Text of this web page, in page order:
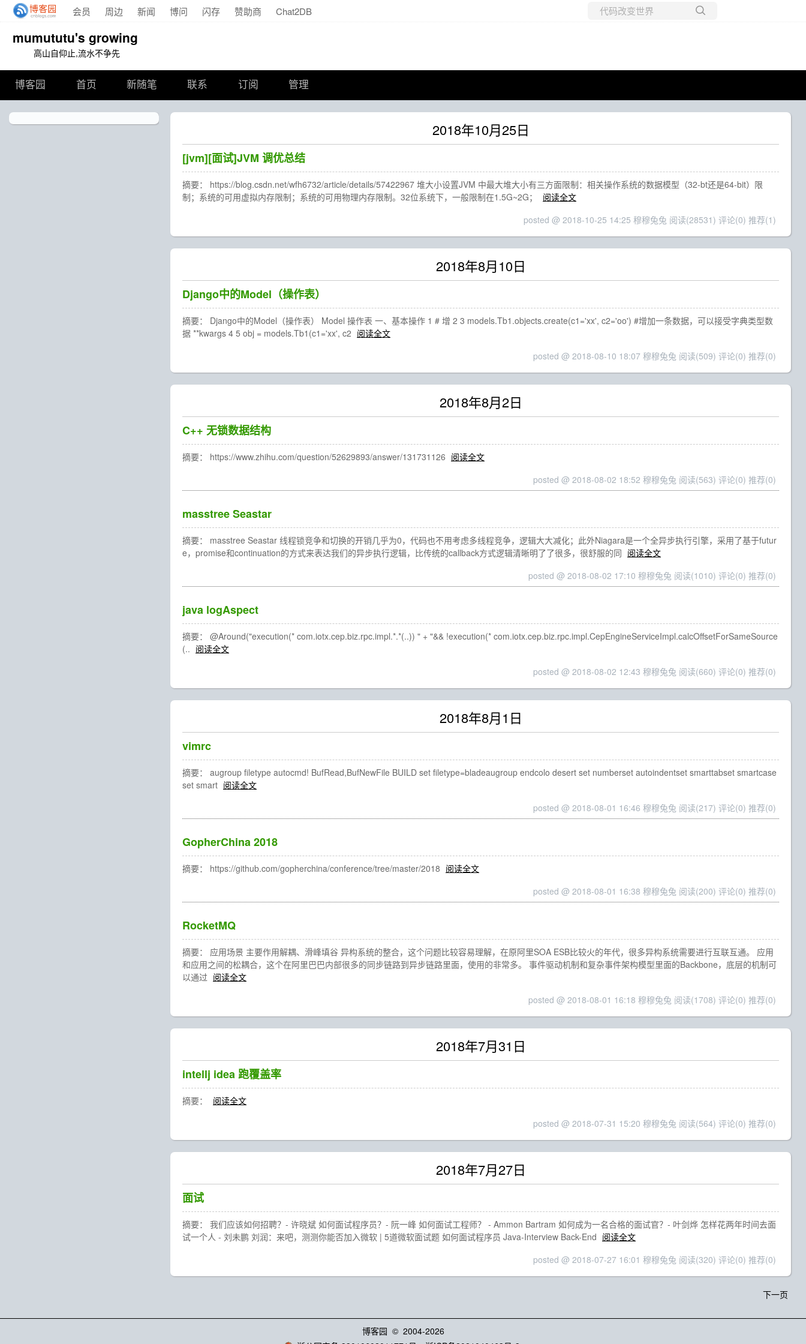
会员 周边 新闻 博问 闪存 赞助商 Chat2DB
mumututu's growing
高山自仰止,流水不争先
博客园 首页 新随笔 联系 订阅 管理
2018年10月25日
[jvm][面试]JVM 调优总结
摘要： https://blog.csdn.net/wfh6732/article/details/57422967 堆大小设置JVM 中最大堆大小有三方面限制：相关操作系统的数据模型（32-bt还是64-bit）限
制；系统的可用虚拟内存限制；系统的可用物理内存限制。32位系统下，一般限制在1.5G~2G；
阅读全文
posted @ 2018-10-25 14:25 穆穆兔兔 阅读(28531) 评论(0) 推荐(1)
2018年8月10日
Django中的Model（操作表）
摘要： Django中的Model（操作表） Model 操作表 一、基本操作 1 # 增 2 3 models.Tb1.objects.create(c1='xx', c2='oo') #增加一条数据，可以接受字典类型数
据 **kwargs 4 5 obj = models.Tb1(c1='xx', c2 阅读全文
posted @ 2018-08-10 18:07 穆穆兔兔 阅读(509) 评论(0) 推荐(0)
2018年8月2日
C++ 无锁数据结构
摘要： https://www.zhihu.com/question/52629893/answer/131731126 阅读全文
posted @ 2018-08-02 18:52 穆穆兔兔 阅读(563) 评论(0) 推荐(0)
masstree Seastar
摘要： masstree Seastar 线程锁竞争和切换的开销几乎为0，代码也不用考虑多线程竞争，逻辑大大减化；此外Niagara是一个全异步执行引擎，采用了基于futur
e，promise和continuation的方式来表达我们的异步执行逻辑，比传统的callback方式逻辑清晰明了了很多，很舒服的同 阅读全文
posted @ 2018-08-02 17:10 穆穆兔兔 阅读(1010) 评论(0) 推荐(0)
java logAspect
摘要： @Around("execution(* com.iotx.cep.biz.rpc.impl.*.*(..)) " + "&& !execution(* com.iotx.cep.biz.rpc.impl.CepEngineServiceImpl.calcOffsetForSameSource
(.. 阅读全文
posted @ 2018-08-02 12:43 穆穆兔兔 阅读(660) 评论(0) 推荐(0)
2018年8月1日
vimrc
摘要： augroup filetype autocmd! BufRead,BufNewFile BUILD set filetype=bladeaugroup endcolo desert set numberset autoindentset smarttabset smartcase
set smart 阅读全文
posted @ 2018-08-01 16:46 穆穆兔兔 阅读(217) 评论(0) 推荐(0)
GopherChina 2018
摘要： https://github.com/gopherchina/conference/tree/master/2018 阅读全文
posted @ 2018-08-01 16:38 穆穆兔兔 阅读(200) 评论(0) 推荐(0)
RocketMQ
摘要： 应用场景 主要作用解耦、滑峰填谷 异构系统的整合，这个问题比较容易理解，在原阿里SOA ESB比较火的年代，很多异构系统需要进行互联互通。 应用
和应用之间的松耦合，这个在阿里巴巴内部很多的同步链路到异步链路里面，使用的非常多。 事件驱动机制和复杂事件架构模型里面的Backbone，底层的机制可
以通过 阅读全文
posted @ 2018-08-01 16:18 穆穆兔兔 阅读(1708) 评论(0) 推荐(0)
2018年7月31日
intellj idea 跑覆盖率
摘要：
阅读全文
posted @ 2018-07-31 15:20 穆穆兔兔 阅读(564) 评论(0) 推荐(0)
2018年7月27日
面试
摘要： 我们应该如何招聘？- 许晓斌 如何面试程序员？- 阮一峰 如何面试工程师？ - Ammon Bartram 如何成为一名合格的面试官？- 叶剑烨 怎样花两年时间去面
试一个人 - 刘未鹏 刘润：来吧，测测你能否加入微软 | 5道微软面试题 如何面试程序员 Java-Interview Back-End 阅读全文
posted @ 2018-07-27 16:01 穆穆兔兔 阅读(320) 评论(0) 推荐(0)
下一页
博客园 © 2004-2026